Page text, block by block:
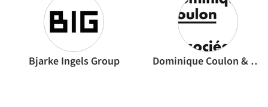
Bjarke Ingels Group Dominique Coulon & associés